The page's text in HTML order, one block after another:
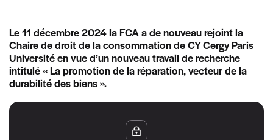
Le 11 décembre 2024 la FCA a de nouveau rejoint la
Chaire de droit de la consommation de CY Cergy Paris
Université en vue d’un nouveau travail de recherche
intitulé « La promotion de la réparation, vecteur de la
durabilité des biens ».